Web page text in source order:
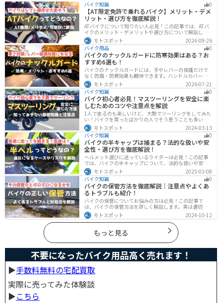
バイク知識 0
【AT限定免許で乗れるバイク】メリット・デメ
リット・選び方を徹底解説！
ATバイクについて知りたい人必見！この記事では、ATバ
イクのメリット・デメリットや選び方について解説しま
す。 実はAT限定免許で乗れるバイクの種類は多数ありま
す。記事を参考に、自分に合ったATバイクを選びましょ
う。
モトスポット
2024-09-26
バイク用品
0
バイクのナックルガードに防寒効果はある？お
すすめ6選も！
バイクのナックルガードには、手やレバーの保護だけで
なく防風・防寒効果も期待できます。ハンドルカバーと
の違いやメリット・デメリット、選び方を解説し、冬の
ツーリングにおすすめの大型ナックルガード6選を価格や
特徴とともに紹介します。
モトスポット
2026-07-21
バイク知識
0
バイク初心者必見！マスツーリングを安全に楽
しむためのコツや注意点を解説
1人で走るのも楽しいけど、大勢でツーリングをしてみた
い！バイクを買ったばかりの人でそう思うことも多いで
しょう。他の人と一緒に走るマスツーリングはとても楽
しいですが、安全に楽しむために確認すべきことや注意
点などたくさんあります。1人で走る時とは違った難しさ
もあるので、しっかりと確認しておきましょう。
モトスポット
2024-03-13
バイク知識
0
バイクの半キャップは捕まる？法的な扱いや安
全性・選び方を徹底解説！
ヘルメット選びに迷っているライダーは必見！この記事
では、バイクの半キャップについて、法的な扱いや安全
性、選び方を詳しく解説しています。実は、法律で認め
られていても、状況によっては違法となる可能性がある
ので注意が必要です。この記事を読めば、ヘルメットを
正しく選ぶヒントが得られます。
モトスポット
2025-03-08
バイク知識
0
バイクの保管方法を徹底解説｜注意点やよくあ
るトラブルも紹介！
バイクの保管についてお悩みの方は必見！この記事で
は、バイクの保管方法を詳しく解説します。実は適切に
保管しなければ、バイクの状態を悪化させる恐れがあり
ます。記事を参考にすれば、バイクを状態良く長持ちさ
せることが可能です。
モトスポット 2024-10-12
もっと見る
不要になったバイク用品高く売れます！
▶︎手数料無料の宅配買取
実際に売ってみた体験談
▶︎こちら